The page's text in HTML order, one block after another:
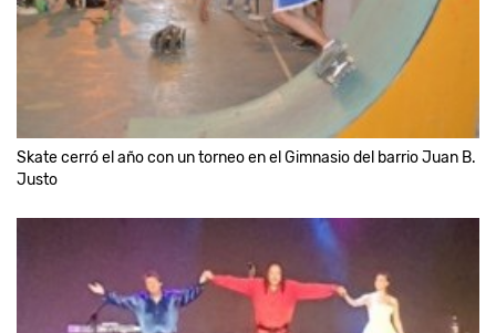
Skate cerró el año con un torneo en el Gimnasio del barrio Juan B.
Justo